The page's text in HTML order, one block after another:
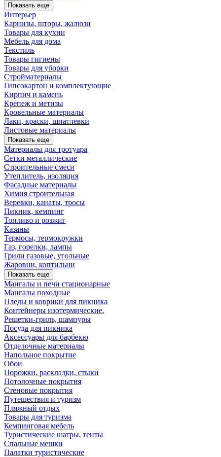
Показать еще
Интерьер
Карнизы, шторы, жалюзи
Товары для кухни
Мебель для дома
Текстиль
Товары гигиены
Товары для уборки
Стройматериалы
Гипсокартон и комплектующие
Кирпич и камень
Крепеж и метизы
Кровельные материалы
Лаки, краски, шпатлевки
Листовые материалы
Показать еще
Материалы для тротуара
Сетки металлические
Строительные смеси
Утеплитель, изоляция
Фасадные материалы
Химия строительная
Веревки, канаты, тросы
Пикник, кемпинг
Топливо и розжиг
Казаны
Термосы, термокружки
Газ, горелки, лампы
Грили газовые, угольные
Жаровни, коптильни
Показать еще
Мангалы и печи стационарные
Мангалы походные
Пледы и коврики для пикника
Контейнеры изотермические.
Решетки-гриль, шампуры
Посуда для пикника
Аксессуары для барбекю
Отделочные материалы
Напольное покрытие
Обои
Порожки, раскладки, стыки
Потолочные покрытия
Стеновые покрытия
Путешествия и туризм
Пляжный отдых
Товары для туризма
Кемпинговая мебель
Туристические шатры, тенты
Спальные мешки
Палатки туристические